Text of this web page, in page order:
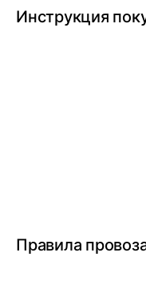
Инструкция
Правила